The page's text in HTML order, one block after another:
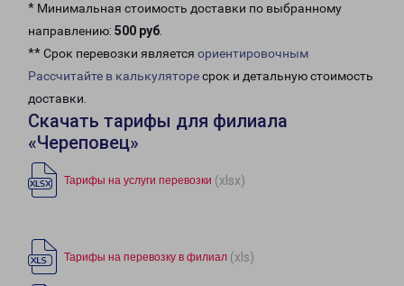
* Минимальная стоимость доставки по выбранному
направлению: 500 руб.
** Срок перевозки является ориентировочным
Рассчитайте в калькуляторесрок и детальную стоимость
доставки.
Скачать тарифы для филиала
«Череповец»
Тарифы на услуги перевозки (xlsx)
Тарифы на перевозку в филиал (xls)